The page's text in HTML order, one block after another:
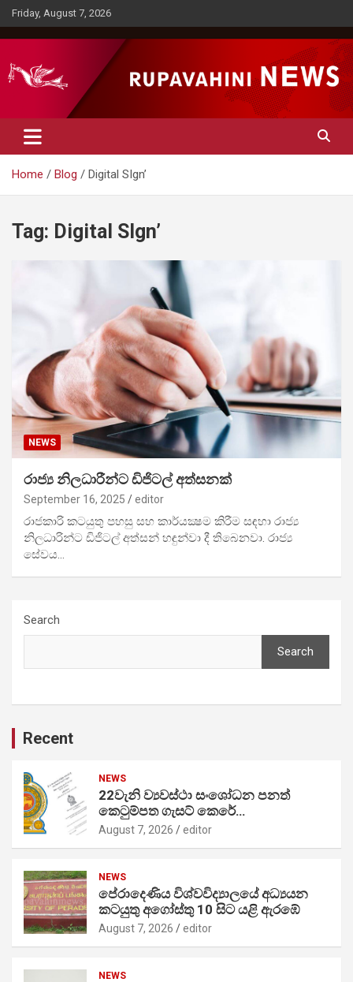
Skip
to
content
Friday, August 7, 2026
Rupavahini News
Home Blog Digital SIgn’
Tag: Digital SIgn’
NEWS
රාජ්‍ය නිලධාරීන්ට ඩිජිටල් අත්සනක්
September 16, 2025 editor
රාජකාරි කටයුතු පහසු සහ කාර්යක්‍ෂම කිරීම සඳහා රාජ්‍ය
නිලධාරින්ට ඩිජිටල් අත්සන් හඳුන්වා දී තිබෙනවා. රාජ්‍ය
සේවය…
Search
Search
Recent
NEWS
22වැනි ව්‍යවස්ථා සංශෝධන පනත්
කෙටුම්පත ගැසට් කෙරේ…
August 7, 2026 editor
NEWS
පේරාදෙණිය විශ්වවිද්‍යාලයේ අධ්‍යයන
කටයුතු අගෝස්තු 10 සිට යළි ඇරඹේ
August 7, 2026 editor
NEWS